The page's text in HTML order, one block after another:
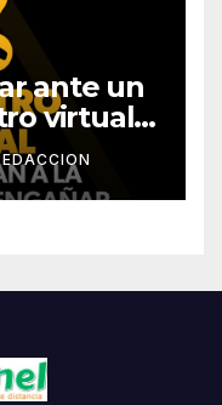
ante un
virtual?
evitarlo